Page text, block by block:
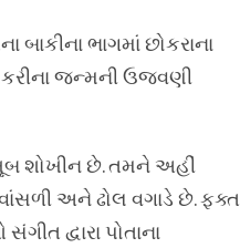
બાકીના ભાગમાં છોકરાના
જન્મની ઉજવણી
શોખીન છે. તમને અહીં
અને ઢોલ વગાડે છે. ફક્ત
દ્વારા પોતાના